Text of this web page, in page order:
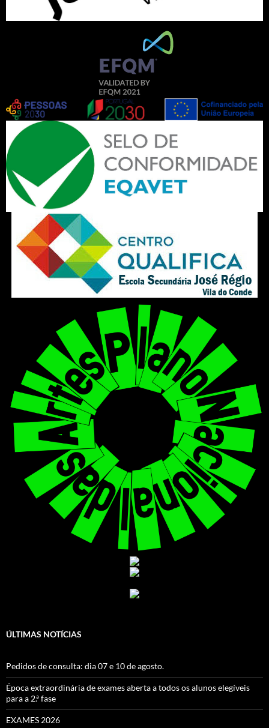
ÚLTIMAS NOTÍCIAS
Pedidos de consulta: dia 07 e 10 de agosto.
Época extraordinária de exames aberta a todos os alunos elegíveis
para a 2.ª fase
EXAMES 2026